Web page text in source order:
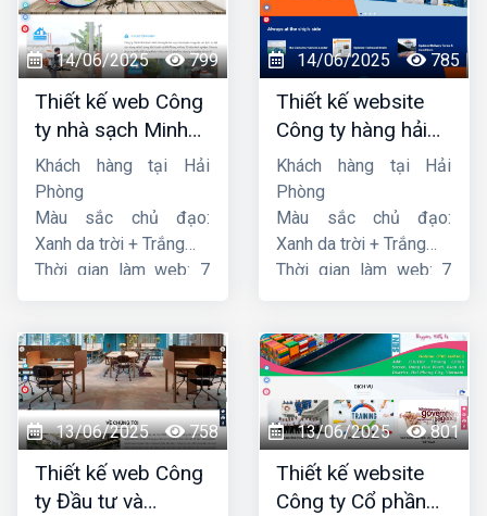
14/06/2025 799
Thiết kế web Công
ty nhà sạch Minh
Dương
Khách hàng tại Hải
Phòng
Màu sắc chủ đạo:
Xanh da trời + Trắng
Thời gian làm web: 7
14/06/2025 785
Thiết kế website
Công ty hàng hải
liên minh
Khách hàng tại Hải
Phòng
Màu sắc chủ đạo:
Xanh da trời + Trắng
Thời gian làm web: 7
13/06/2025 758
Thiết kế web Công
ty Đầu tư và
13/06/2025 801
Thiết kế website
Công ty Cổ phần